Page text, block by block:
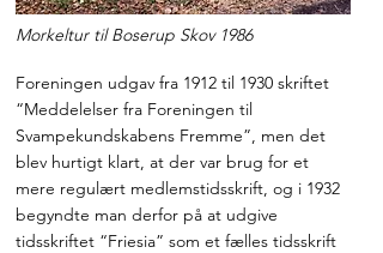
Morkeltur til Boserup Skov 1986
Foreningen udgav fra 1912 til 1930 skriftet
“Meddelelser fra Foreningen til
Svampekundskabens Fremme”, men det
blev hurtigt klart, at der var brug for et
mere regulært medlemstidsskrift, og i 1932
begyndte man derfor på at udgive
tidsskriftet “Friesia” som et fælles tidsskrift